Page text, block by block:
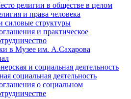
религии в обществе в целом
и права человека
силовые структуры
и практическое
в Музее им. А.Сахарова
и социальная деятельность
социальная деятельность
о социальном